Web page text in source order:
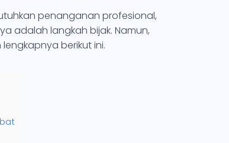
penanganan profesional,
adalah langkah bijak. Namun,
berikut ini.